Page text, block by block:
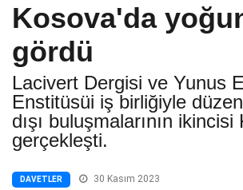
Kosova'da
gördü
Lacivert Dergisi ve Yunus
Enstitüsüi iş birliğiyle
dışı buluşmalarının
gerçekleşti.
DAVETLER 30 Kasım 2023